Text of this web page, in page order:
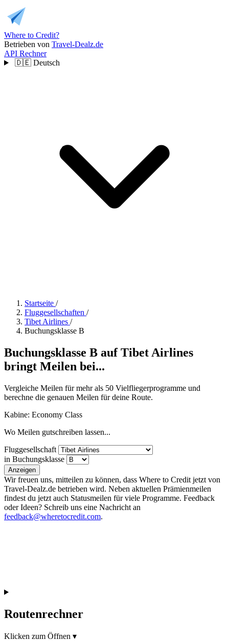
Where to Credit?
Betrieben von Travel-Dealz.de
API Rechner
🇩🇪 Deutsch
Startseite /
Fluggesellschaften /
Tibet Airlines /
Buchungsklasse B
Buchungsklasse B auf Tibet Airlines
bringt Meilen bei...
Vergleiche Meilen für mehr als 50 Vielfliegerprogramme und
berechne die genauen Meilen für deine Route.
Kabine: Economy Class
Wo Meilen gutschreiben lassen...
Fluggesellschaft
in Buchungsklasse
Anzeigen
Wir freuen uns, mitteilen zu können, dass Where to Credit jetzt von
Travel-Dealz.de betrieben wird. Neben aktuellen Prämienmeilen
findest du jetzt auch Statusmeilen für viele Programme. Feedback
oder Ideen? Schreib uns eine Nachricht an
feedback@wheretocredit.com.
Routenrechner
Klicken zum Öffnen ▾